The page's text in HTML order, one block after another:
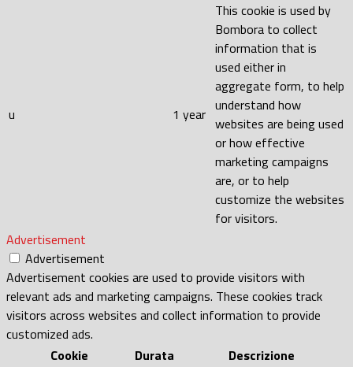
u 1 year
This cookie is used by
Bombora to collect
information that is
used either in
aggregate form, to help
understand how
websites are being used
or how effective
marketing campaigns
are, or to help
customize the websites
for visitors.
Advertisement
Advertisement
Advertisement cookies are used to provide visitors with
relevant ads and marketing campaigns. These cookies track
visitors across websites and collect information to provide
customized ads.
Cookie
Durata Descrizione